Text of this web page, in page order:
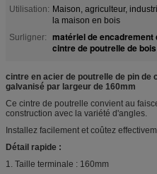
Utilisation: Maison, agriculteur,
la maison en bois
Surligner:
matériel de
cintre de poutrelle de
cintre en acier de poutrelle de pin de
galvanisé par largeur de 160mm
Ce cintre de poutrelle convient au
construction avec la variété d'angles.
Installez facilement et coûtez
Détail rapide :
1. Taille terminale : 160mm